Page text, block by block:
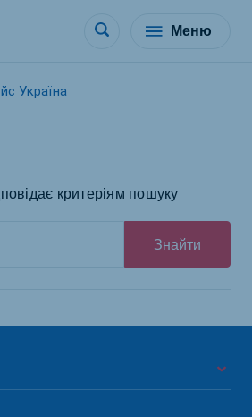
Меню
Україна
критеріям пошуку
Знайти